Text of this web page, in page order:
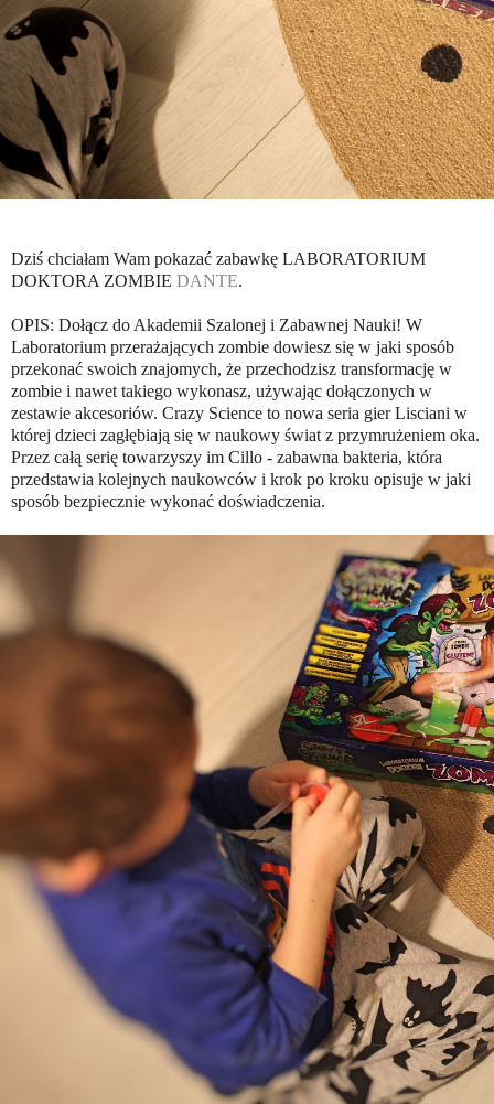
Dziś chciałam Wam pokazać zabawkę LABORATORIUM
DOKTORA ZOMBIE DANTE.
OPIS: Dołącz do Akademii Szalonej i Zabawnej Nauki! W
Laboratorium przerażających zombie dowiesz się w jaki sposób
przekonać swoich znajomych, że przechodzisz transformację w
zombie i nawet takiego wykonasz, używając dołączonych w
zestawie akcesoriów. Crazy Science to nowa seria gier Lisciani w
której dzieci zagłębiają się w naukowy świat z przymrużeniem oka.
Przez całą serię towarzyszy im Cillo - zabawna bakteria, która
przedstawia kolejnych naukowców i krok po kroku opisuje w jaki
sposób bezpiecznie wykonać doświadczenia.